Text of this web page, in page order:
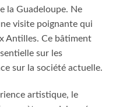
la Guadeloupe. Ne
visite poignante qui
Antilles. Ce bâtiment
sur les
sur la société actuelle.
artistique, le